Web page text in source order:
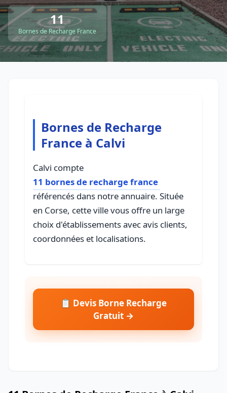
11
Bornes de Recharge France
Bornes de Recharge
France à Calvi
Calvi compte
11 bornes de recharge france
référencés dans notre annuaire. Située
en Corse, cette ville vous offre un large
choix d'établissements avec avis clients,
coordonnées et localisations.
📋 Devis Borne Recharge
Gratuit →